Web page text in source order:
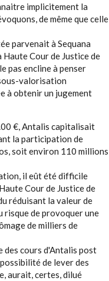
implicitement la
de même que celle
parvenait à Sequana
Cour de Justice de
pas encline à penser
valorisation
à obtenir un jugement
€, Antalis capitalisait
la participation de
soit environ 110 millions
il eût été difficile
Cour de Justice de
réduisant la valeur de
risque de provoquer une
de milliers de
des cours d'Antalis post
de lever des
aurait, certes, dilué